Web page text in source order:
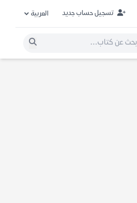
تسجيل حساب جديد